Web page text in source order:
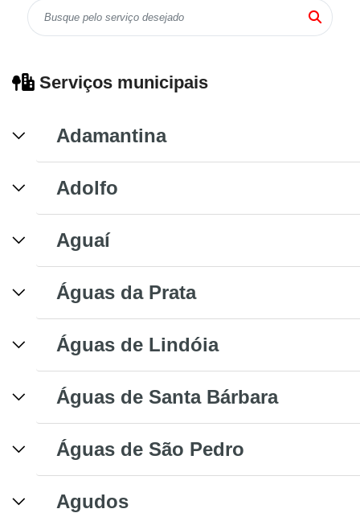
Serviços municipais
Adamantina
Adolfo
Aguaí
Águas da Prata
Águas de Lindóia
Águas de Santa Bárbara
Águas de São Pedro
Agudos